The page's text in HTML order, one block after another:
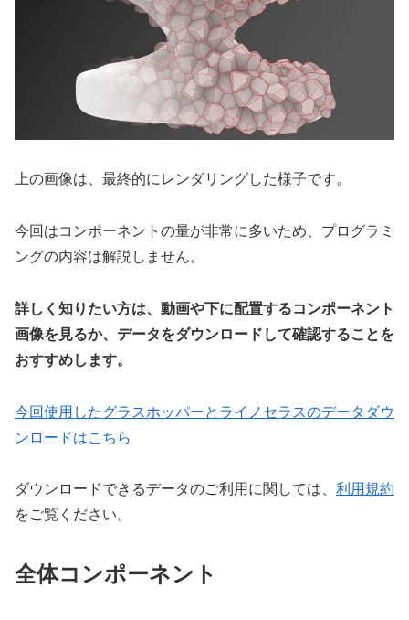
上の画像は、最終的にレンダリングした様子です。
今回はコンポーネントの量が非常に多いため、プログラミ
ングの内容は解説しません。
詳しく知りたい方は、動画や下に配置するコンポーネント
画像を見るか、データをダウンロードして確認することを
おすすめします。
今回使用したグラスホッパーとライノセラスのデータダウ
ンロードはこちら
ダウンロードできるデータのご利用に関しては、 利用規約
をご覧ください。
全体コンポーネント